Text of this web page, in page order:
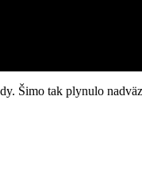
Šimo tak plynulo